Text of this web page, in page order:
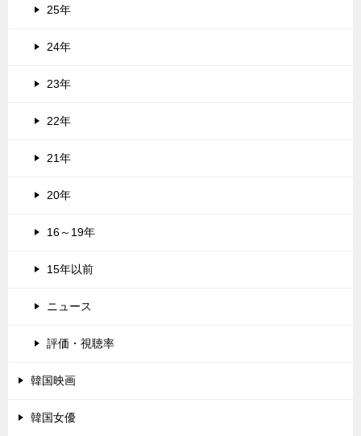
25年
24年
23年
22年
21年
20年
16～19年
15年以前
ニュース
評価・視聴率
韓国映画
韓国女優